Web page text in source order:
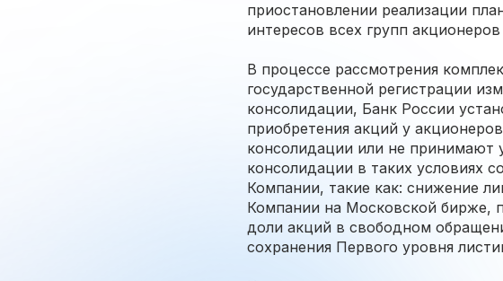
приостановлении реализации
интересов всех групп
В процессе рассмотрения
государственной регистрации
консолидации, Банк России
приобретения акций у
консолидации или не принимают
консолидации в таких условиях
Компании, такие как: снижение
Компании на Московской бирже,
доли акций в свободном
сохранения Первого уровня